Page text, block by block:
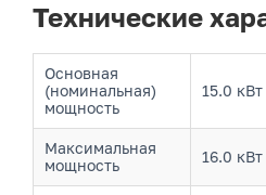
Технические
Основная
(номинальная)
мощность
15.0 кВт
Максимальная
мощность
16.0 кВт